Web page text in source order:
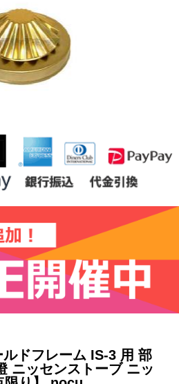
ルドフレーム IS-3 用 部
ニッセンストーブ ニッ